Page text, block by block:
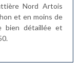
Nord Artois
et en moins de
bien détaillée et